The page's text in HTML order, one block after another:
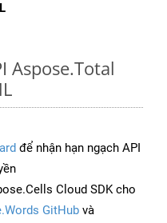
Aspose.Total
để nhận hạn ngạch API
Cloud SDK cho
GitHub và